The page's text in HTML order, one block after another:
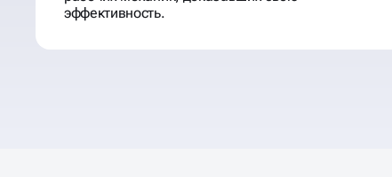
эффективность.